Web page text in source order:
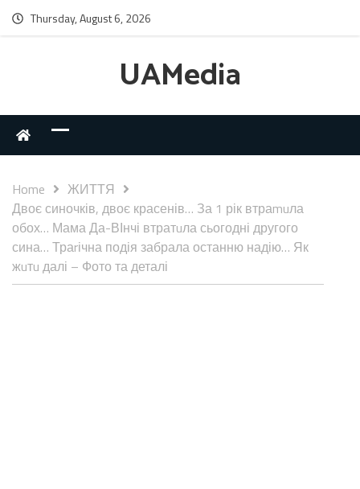
Thursday, August 6, 2026
UAMedia
Home
ЖИТТЯ
Двоє синочків, двоє красенів… За 1 рік втраmuла
обох… Мама Да-ВІнчі втратuла сьогодні другого
сина… Траrічна подія забрала останню надію… Як
жuтu далі – Фото та деталі